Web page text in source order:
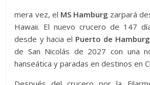
mera vez, el MS Hamburg zarpará
Hawaii. El nuevo crucero de 147
desde y hacia el Puerto de
de San Nicolás de 2027 con una
hanseática y paradas en destinos en